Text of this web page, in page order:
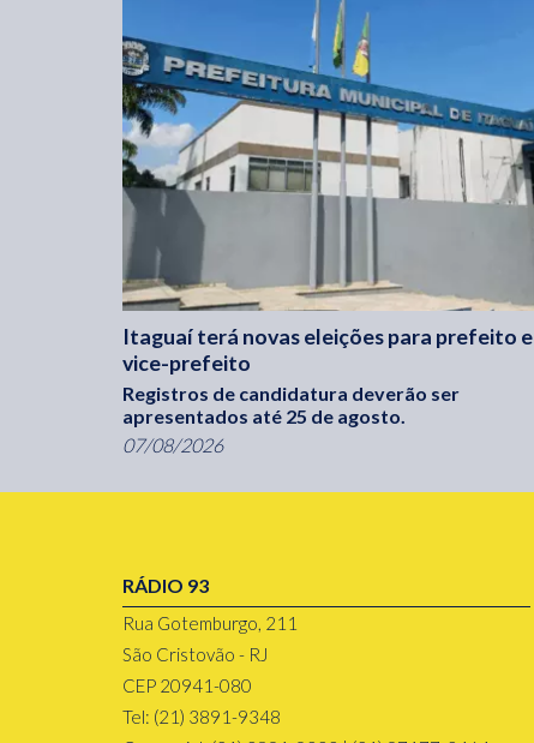
Itaguaí terá novas eleições para prefeito e
vice-prefeito
Registros de candidatura deverão ser
apresentados até 25 de agosto.
07/08/2026
RÁDIO 93
Rua Gotemburgo, 211
São Cristovão - RJ
CEP 20941-080
Tel: (21) 3891-9348